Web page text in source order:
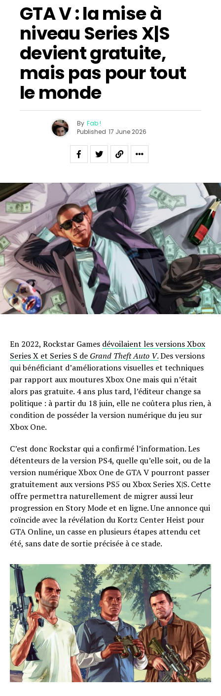
GTA V : la mise à
niveau Series X|S
devient gratuite,
mais pas pour tout
le monde
By Fab !
Published 17 June 2026
En 2022, Rockstar Games dévoilaient les versions Xbox
Series X et Series S de Grand Theft Auto V.Des versions
qui bénéficiant d’améliorations visuelles et techniques
par rapport aux moutures Xbox One mais qui n’était
alors pas gratuite. 4 ans plus tard, l’éditeur change sa
politique : à partir du 18 juin, elle ne coûtera plus rien, à
condition de posséder la version numérique du jeu sur
Xbox One.
C’est donc Rockstar qui a confirmé l’information. Les
détenteurs de la version PS4, quelle qu’elle soit, ou de la
version numérique Xbox One de GTA V pourront passer
gratuitement aux versions PS5 ou Xbox Series X|S. Cette
offre permettra naturellement de migrer aussi leur
progression en Story Mode et en ligne. Une annonce qui
coïncide avec la révélation du Kortz Center Heist pour
GTA Online, un casse en plusieurs étapes attendu cet
été, sans date de sortie précisée à ce stade.